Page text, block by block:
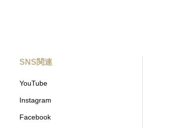
SNS関連
YouTube
Instagram
Facebook